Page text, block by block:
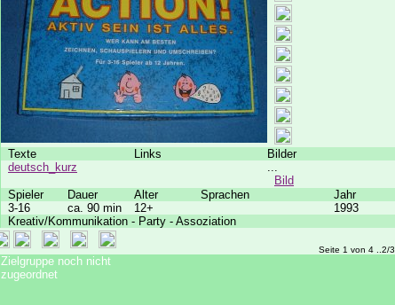
Texte Links
Bilder
deutsch_kurz
...
Bild
Spieler
Dauer Alter Sprachen
Jahr
3-16
ca. 90 min 12+
1993
Kreativ/Kommunikation - Party - Assoziation
Seite 1 von 4 ..2/
Zielgruppe noch nicht
zugeordnet